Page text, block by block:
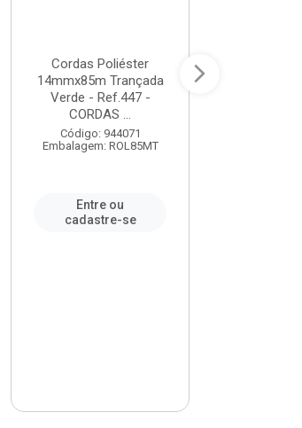
Cordas Poliéster
14mmx85m Trançada
Verde - Ref.447 -
CORDAS ...
Código: 944071
Embalagem: ROL85MT
Entre ou
cadastre-se